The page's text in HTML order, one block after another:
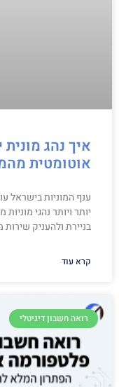
איך נהג
אוטומטית
ענף המוניות בישראל
יותר ויותר נהגי
בניירת ולהעניק
קרא עוד
רואה חשבון דיגיטלי